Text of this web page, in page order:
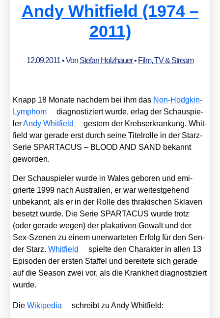
Andy Whitfield (1974 –
2011)
12.09.2011• Von Stefan Holzhauer• Film, TV & Stream
Knapp 18 Mona­te nach­dem bei ihm das Non-Hodgkin-
Lym­phom
dia­gnos­ti­ziert wur­de, erlag der Schau­spie­
lerAndy Whit­field
ges­tern der Krebs­er­kran­kung. Whit­
field war gera­de erst durch sei­ne Titel­rol­le in der Starz-
Serie SPARTACUS – BLOOD AND SAND bekannt
gewor­den.
Der Schau­spie­ler wur­de in Wales gebo­ren und emi­
grier­te 1999 nach Aus­tra­li­en, er war wei­test­ge­hend
unbe­kannt, als er in der Rol­le des thra­ki­schen Skla­ven
besetzt wur­de. Die Serie SPARTACUS wur­de trotz
(oder gera­de wegen) der pla­ka­ti­ven Gewalt und der
Sex-Sze­nen zu einem uner­war­te­ten Erfolg für den Sen­
der Starz.Whit­field
spiel­te den Cha­rak­ter in allen 13
Epi­so­den der ers­ten Staf­fel und berei­te­te sich gera­de
auf die Sea­son zwei vor, als die Krank­heit dia­gnos­ti­ziert
wur­de.
DieWiki­pe­dia schreibt zu Andy Whit­field: